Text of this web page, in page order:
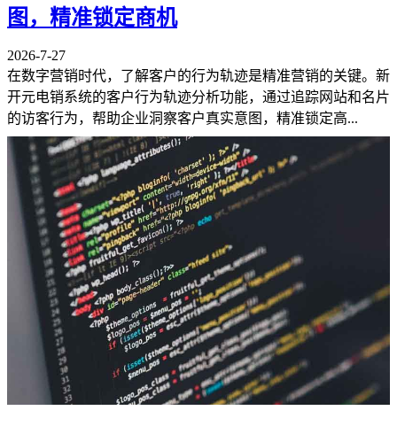
图，精准锁定商机
2026-7-27
在数字营销时代，了解客户的行为轨迹是精准营销的关键。新
开元电销系统的客户行为轨迹分析功能，通过追踪网站和名片
的访客行为，帮助企业洞察客户真实意图，精准锁定高...